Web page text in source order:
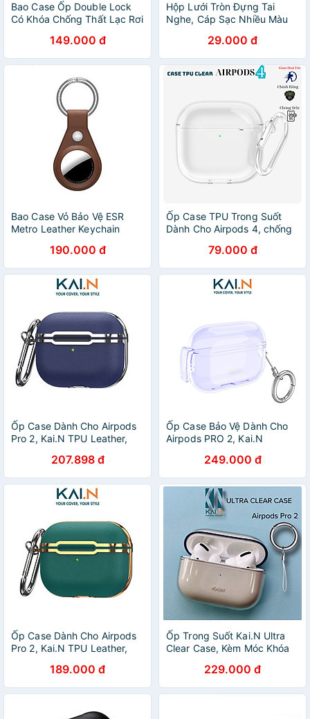
Bao Case Ốp Double Lock
Có Khóa Chống Thất Lạc Rơi
Hàng Chính Hãng
149.000 đ
Hộp Lưới Tròn Đựng Tai
Nghe, Cáp Sạc Nhiều Màu
29.000 đ
Bao Case Vỏ Bảo Vệ ESR
Metro Leather Keychain
Hàng Nhập Khẩu
190.000 đ
Ốp Case TPU Trong Suốt
Dành Cho Airpods 4, chống
treo_ Hàng chính hãng
79.000 đ
Ốp Case Dành Cho Airpods
Pro 2, Kai.N TPU Leather,
Siêu Bền - Hàng Chính Hãng
207.898 đ
Ốp Case Bảo Vệ Dành Cho
Airpods PRO 2, Kai.N
Thông Minh, Chống Rơi Nắp
- Hàng Chính Hãng
249.000 đ
Ốp Case Dành Cho Airpods
Pro 2, Kai.N TPU Leather,
Siêu Bền - Hàng Chính Hãng
189.000 đ
Ốp Trong Suốt Kai.N Ultra
Clear Case, Kèm Móc Khóa
HÀNG CHÍNH HÃNG
229.000 đ